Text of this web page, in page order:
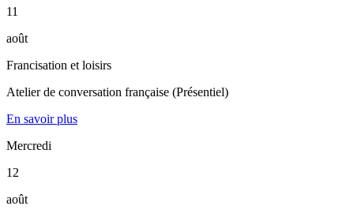
11
août
Francisation et loisirs
Atelier de conversation française (Présentiel)
En savoir plus
Mercredi
12
août